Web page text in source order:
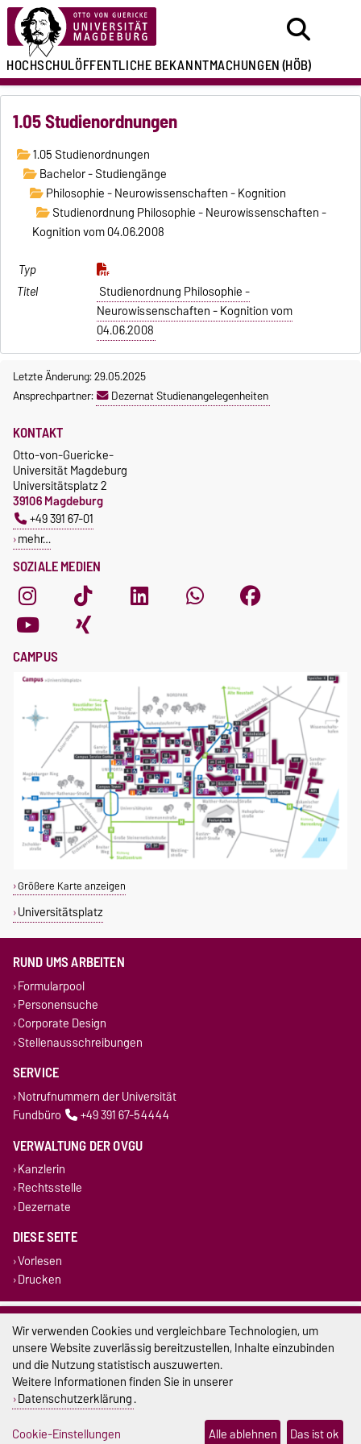
HOCHSCHULÖFFENTLICHEBEKANNTMACHUNGEN(HÖB)
1.05 Studienordnungen
1.05 Studienordnungen
Bachelor - Studiengänge
Philosophie - Neurowissenschaften - Kognition
Studienordnung Philosophie - Neurowissenschaften -
Kognition vom 04.06.2008
Studienordnung Philosophie -
Neurowissenschaften - Kognition vom
04.06.2008
Letzte Änderung: 29.05.2025
Ansprechpartner:
Dezernat Studienangelegenheiten
SOZIALE MEDIEN
KONTAKT
Otto-von-Guericke-
Universität Magdeburg
Universitätsplatz 2
39106 Magdeburg
+49 391 67-01
mehr…
CAMPUS
Größere Karte anzeigen
Universitätsplatz
RUND UMS ARBEITEN
Formularpool
Personensuche
Corporate Design
Stellenausschreibungen
SERVICE
Notrufnummern der Universität
Fundbüro
+49 391 67-54444
VERWALTUNG DER OVGU
Kanzlerin
Rechtsstelle
Dezernate
DIESE SEITE
Vorlesen
Drucken
Impressum
Datenschutz
Barrierefreiheit
Cookie-Einstellungen
Wir verwenden Cookies und vergleichbare Technologien, um
unsere Website zuverlässig bereitzustellen, Inhalte einzubinden
und die Nutzung statistisch auszuwerten.
Weitere Informationen finden Sie in unserer
Datenschutzerklärung.
Cookie-Einstellungen
Alle ablehnen Das ist ok